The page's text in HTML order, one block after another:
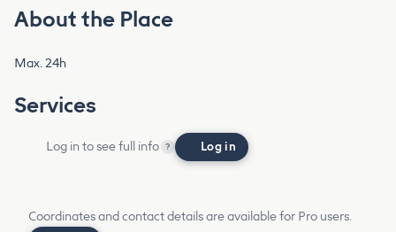
About the Place
Max. 24h
Services
Log in to see full info ? Log in
Coordinates and contact details are available for Pro users.